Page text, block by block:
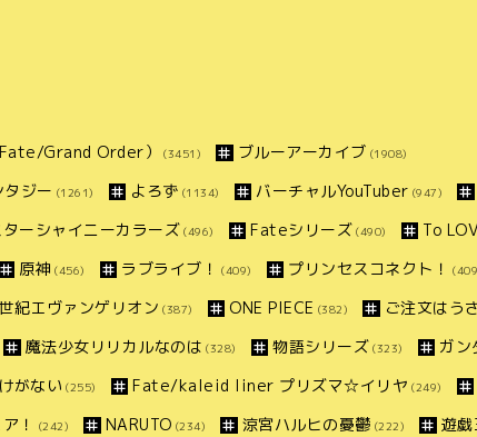
Grand Order） (3451) ブルーアーカイブ (1908)
ジー (1261) よろず (1134) バーチャルYouTuber (947)
ーシャイニーカラーズ (496) Fateシリーズ (490) To
原神 (456) ラブライブ！ (409) プリンセスコネクト！
紀エヴァンゲリオン (387) ONE PIECE (382) ご注文はう
魔法少女リリカルなのは (328) 物語シリーズ (323) ガン
がない (255) Fate/kaleid liner プリズマ☆イリヤ (249)
！ (242) NARUTO (234) 涼宮ハルヒの憂鬱 (222) 遊戯